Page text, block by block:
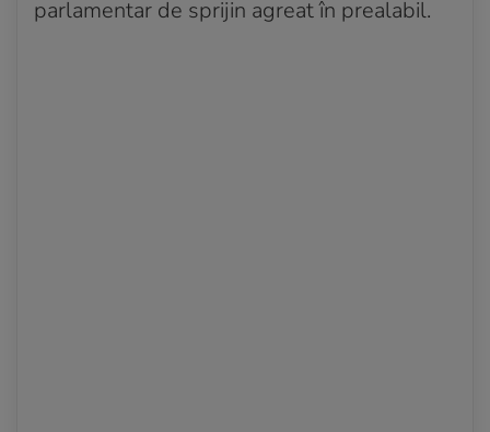
parlamentar de sprijin agreat în prealabil.